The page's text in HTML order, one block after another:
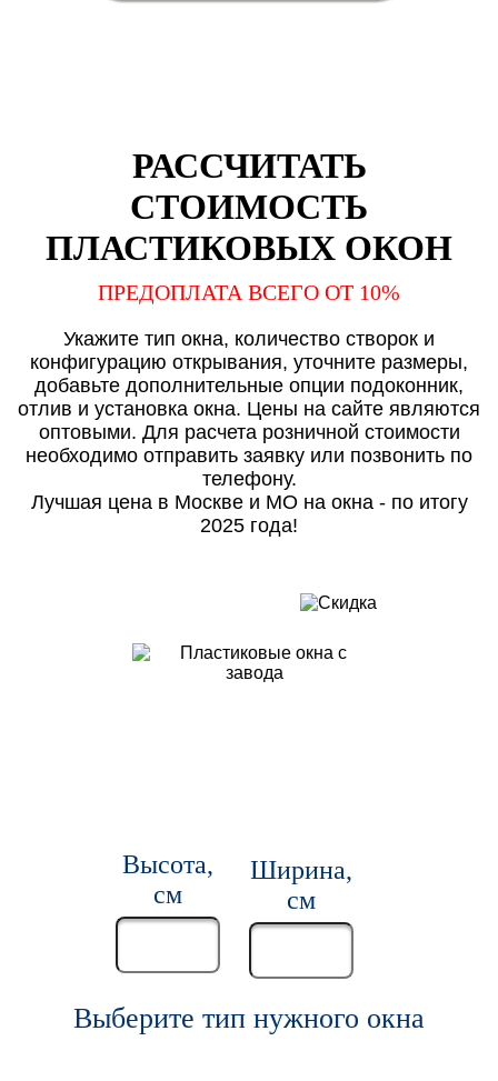
РАССЧИТАТЬ
СТОИМОСТЬ
ПЛАСТИКОВЫХ ОКОН
ПРЕДОПЛАТА ВСЕГО ОТ 10%
Укажите тип окна, количество створок и
конфигурацию открывания, уточните размеры,
добавьте дополнительные опции подоконник,
отлив и установка окна. Цены на сайте являются
оптовыми. Для расчета розничной стоимости
необходимо отправить заявку или позвонить по
телефону.
Лучшая цена в Москве и МО на окна - по итогу
2025 года!
Высота,
см
Ширина,
см
Выберите тип нужного окна